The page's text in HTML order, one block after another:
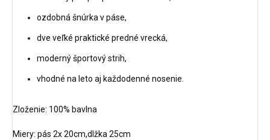
ozdobná šnúrka v páse,
dve veľké praktické predné vrecká,
moderný športový strih,
vhodné na leto aj každodenné nosenie.
Zloženie: 100% bavlna
Miery: pás 2x 20cm,dlžka 25cm